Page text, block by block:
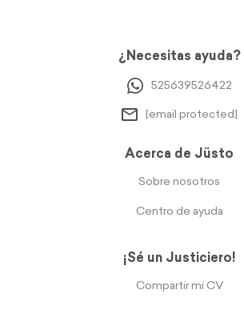
¿Necesitas ayuda?
525639526422
[email protected]
Acerca de Jüsto
Sobre nosotros
Centro de ayuda
¡Sé un Justiciero!
Compartir mi CV